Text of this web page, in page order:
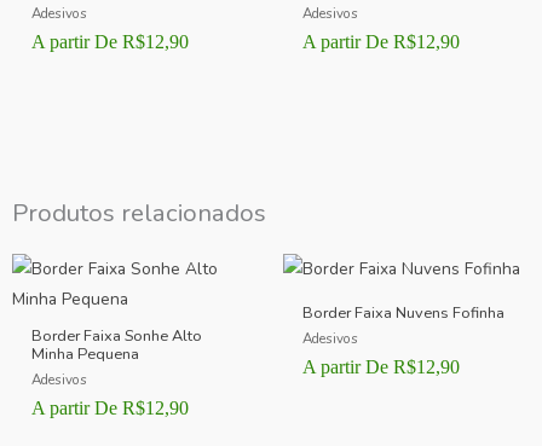
Adesivos
A partir De R$12,90
Adesivos
A partir De R$12,90
Produtos relacionados
Border Faixa Sonhe Alto
Minha Pequena
Adesivos
A partir De R$12,90
Border Faixa Nuvens Fofinha
Adesivos
A partir De R$12,90